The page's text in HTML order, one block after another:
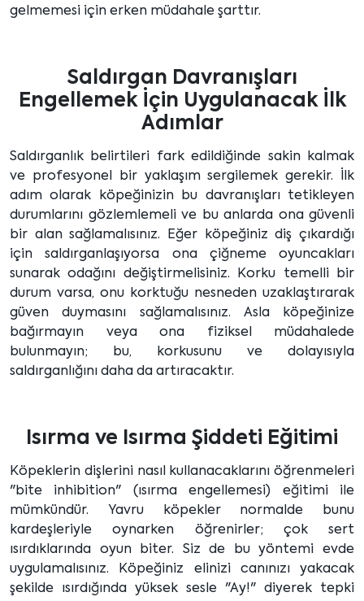
gelmemesi için erken müdahale şarttır.
Saldırgan Davranışları
Engellemek İçin Uygulanacak İlk
Adımlar
Saldırganlık belirtileri fark edildiğinde sakin kalmak
ve profesyonel bir yaklaşım sergilemek gerekir. İlk
adım olarak köpeğinizin bu davranışları tetikleyen
durumlarını gözlemlemeli ve bu anlarda ona güvenli
bir alan sağlamalısınız. Eğer köpeğiniz diş çıkardığı
için saldırganlaşıyorsa ona çiğneme oyuncakları
sunarak odağını değiştirmelisiniz. Korku temelli bir
durum varsa, onu korktuğu nesneden uzaklaştırarak
güven duymasını sağlamalısınız. Asla köpeğinize
bağırmayın veya ona fiziksel müdahalede
bulunmayın; bu, korkusunu ve dolayısıyla
saldırganlığını daha da artıracaktır.
Isırma ve Isırma Şiddeti Eğitimi
Köpeklerin dişlerini nasıl kullanacaklarını öğrenmeleri
"bite inhibition" (ısırma engellemesi) eğitimi ile
mümkündür. Yavru köpekler normalde bunu
kardeşleriyle oynarken öğrenirler; çok sert
ısırdıklarında oyun biter. Siz de bu yöntemi evde
uygulamalısınız. Köpeğiniz elinizi canınızı yakacak
şekilde ısırdığında yüksek sesle "Ay!" diyerek tepki